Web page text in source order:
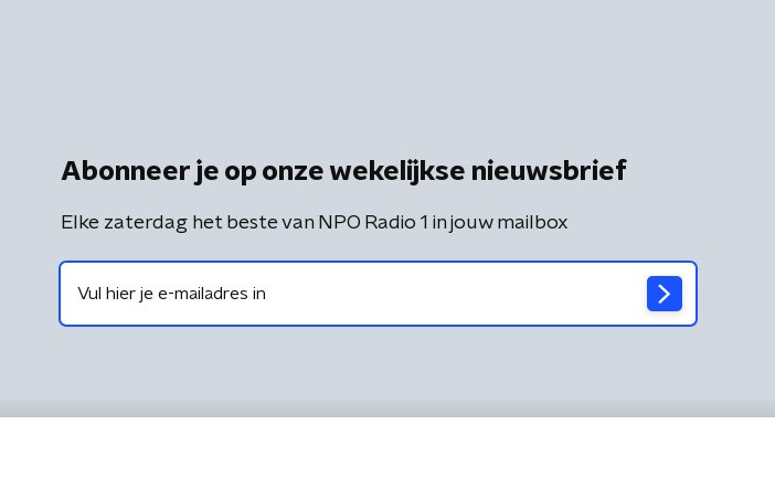
Abonneer je op onze wekelijkse nieuwsbrief
Elke zaterdag het beste van NPO Radio 1 in jouw mailbox